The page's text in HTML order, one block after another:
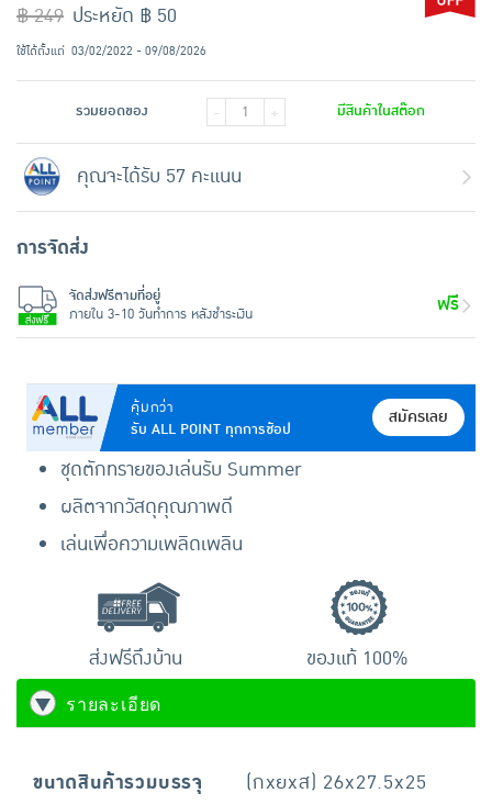
คุ้มกว่า
รับ ALL POINT ทุกการช้อป
สมัครเลย
ชุดตักทรายของเล่นรับ Summer
ผลิตจากวัสดุคุณภาพดี
เล่นเพื่อความเพลิดเพลิน
฿ 249 ประหยัด ฿ 50
ใช้ได้ตั้งแต่ 03/02/2022 - 09/08/2026
รวมยอดของ - + มีสินค้าในสต๊อก
คุณจะได้รับ 57 คะแนน
การจัดส่ง
จัดส่งฟรีตามที่อยู่
ภายใน 3-10 วันทำการ หลังชำระเงิน
ฟรี
ส่งฟรีถึงบ้าน ของแท้ 100%
รายละเอียด
ขนาดสินค้ารวมบรรจุ
(กxยxส) 26x27.5x25